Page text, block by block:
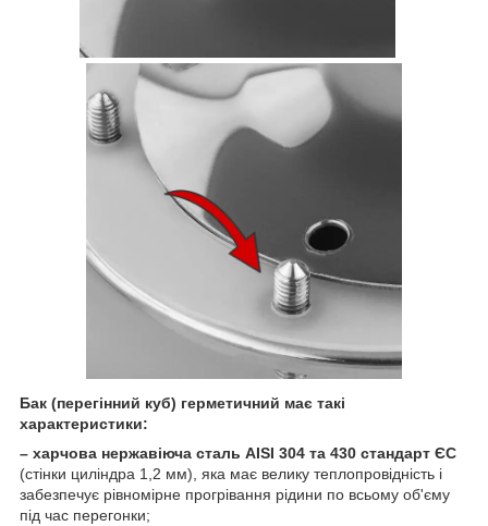
Бак (перегінний куб) герметичний має такі
характеристики:
– харчова нержавіюча сталь AISI 304 та 430 стандарт ЄС
(стінки циліндра 1,2 мм), яка має велику теплопровідність і
забезпечує рівномірне прогрівання рідини по всьому об'єму
під час перегонки;